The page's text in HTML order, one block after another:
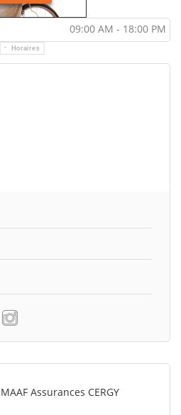
09:00 AM - 18:00 PM
Horaires
Assurances CERGY